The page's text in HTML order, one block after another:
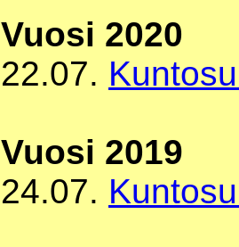
Vuosi 2020
22.07.
Vuosi 2019
24.07.